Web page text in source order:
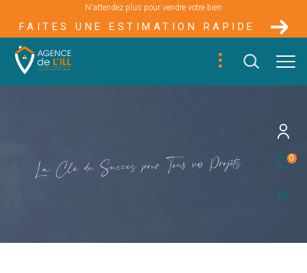
N'attendez plus pour vendre votre bien
FAITES UNE ESTIMATION RAPIDE
0
Fr
La Clé du Succès pou Tous vos Projets